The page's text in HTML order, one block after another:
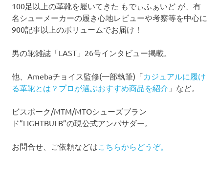
100足以上の革靴を履いてきた もでぃふぁいど が、有
名シューメーカーの履き心地レビューや考察等を中心に
900記事以上のボリュームでお届け！
男の靴雑誌「LAST」26号インタビュー掲載。
他、Amebaチョイス監修(一部執筆)「カジュアルに履け
る革靴とは？プロが選ぶおすすめ商品を紹介 」など。
ビスポーク/MTM/MTOシューズブラン
ド”LIGHTBULB”の現公式アンバサダー。
お問合せ、ご依頼などは こちらからどうぞ。